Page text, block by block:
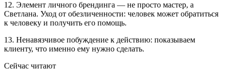
12. Элемент личного брендинга — не просто мастер, а
Светлана. Уход от обезличенности: человек может обратиться
к человеку и получить его помощь.
13. Ненавязчивое побуждение к действию: показываем
клиенту, что именно ему нужно сделать.
Сейчас читают